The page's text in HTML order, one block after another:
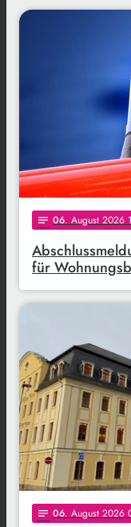
notes 06. August 2026
für
notes 06. August 2026